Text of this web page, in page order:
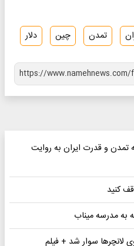
تمدن چین دلار
تمدن و قدرت ایران به روایت
کنید
به مدرسه میناب
لانچرها سوار شد + فیلم